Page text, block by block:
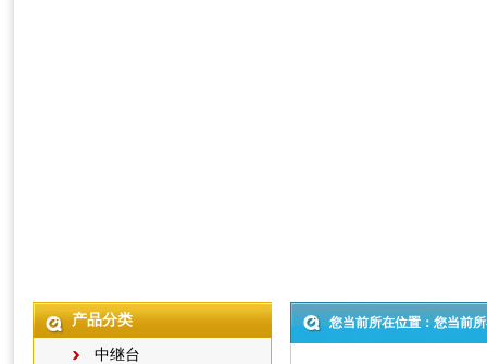
产品分类
中继台
您当前所在位置：您当前